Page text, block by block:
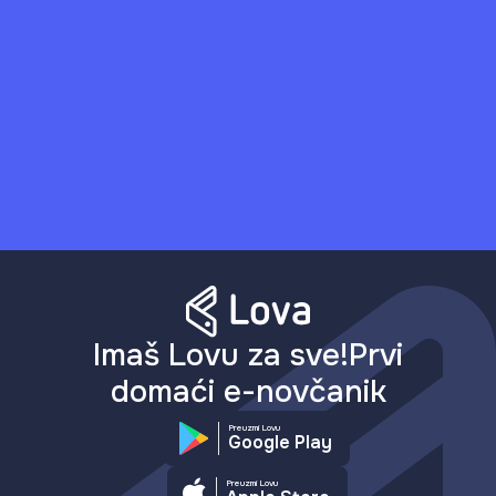
Imaš Lovu za sve!Prvi
domaći e-novčanik
Preuzmi Lovu
Google Play
Preuzmi Lovu